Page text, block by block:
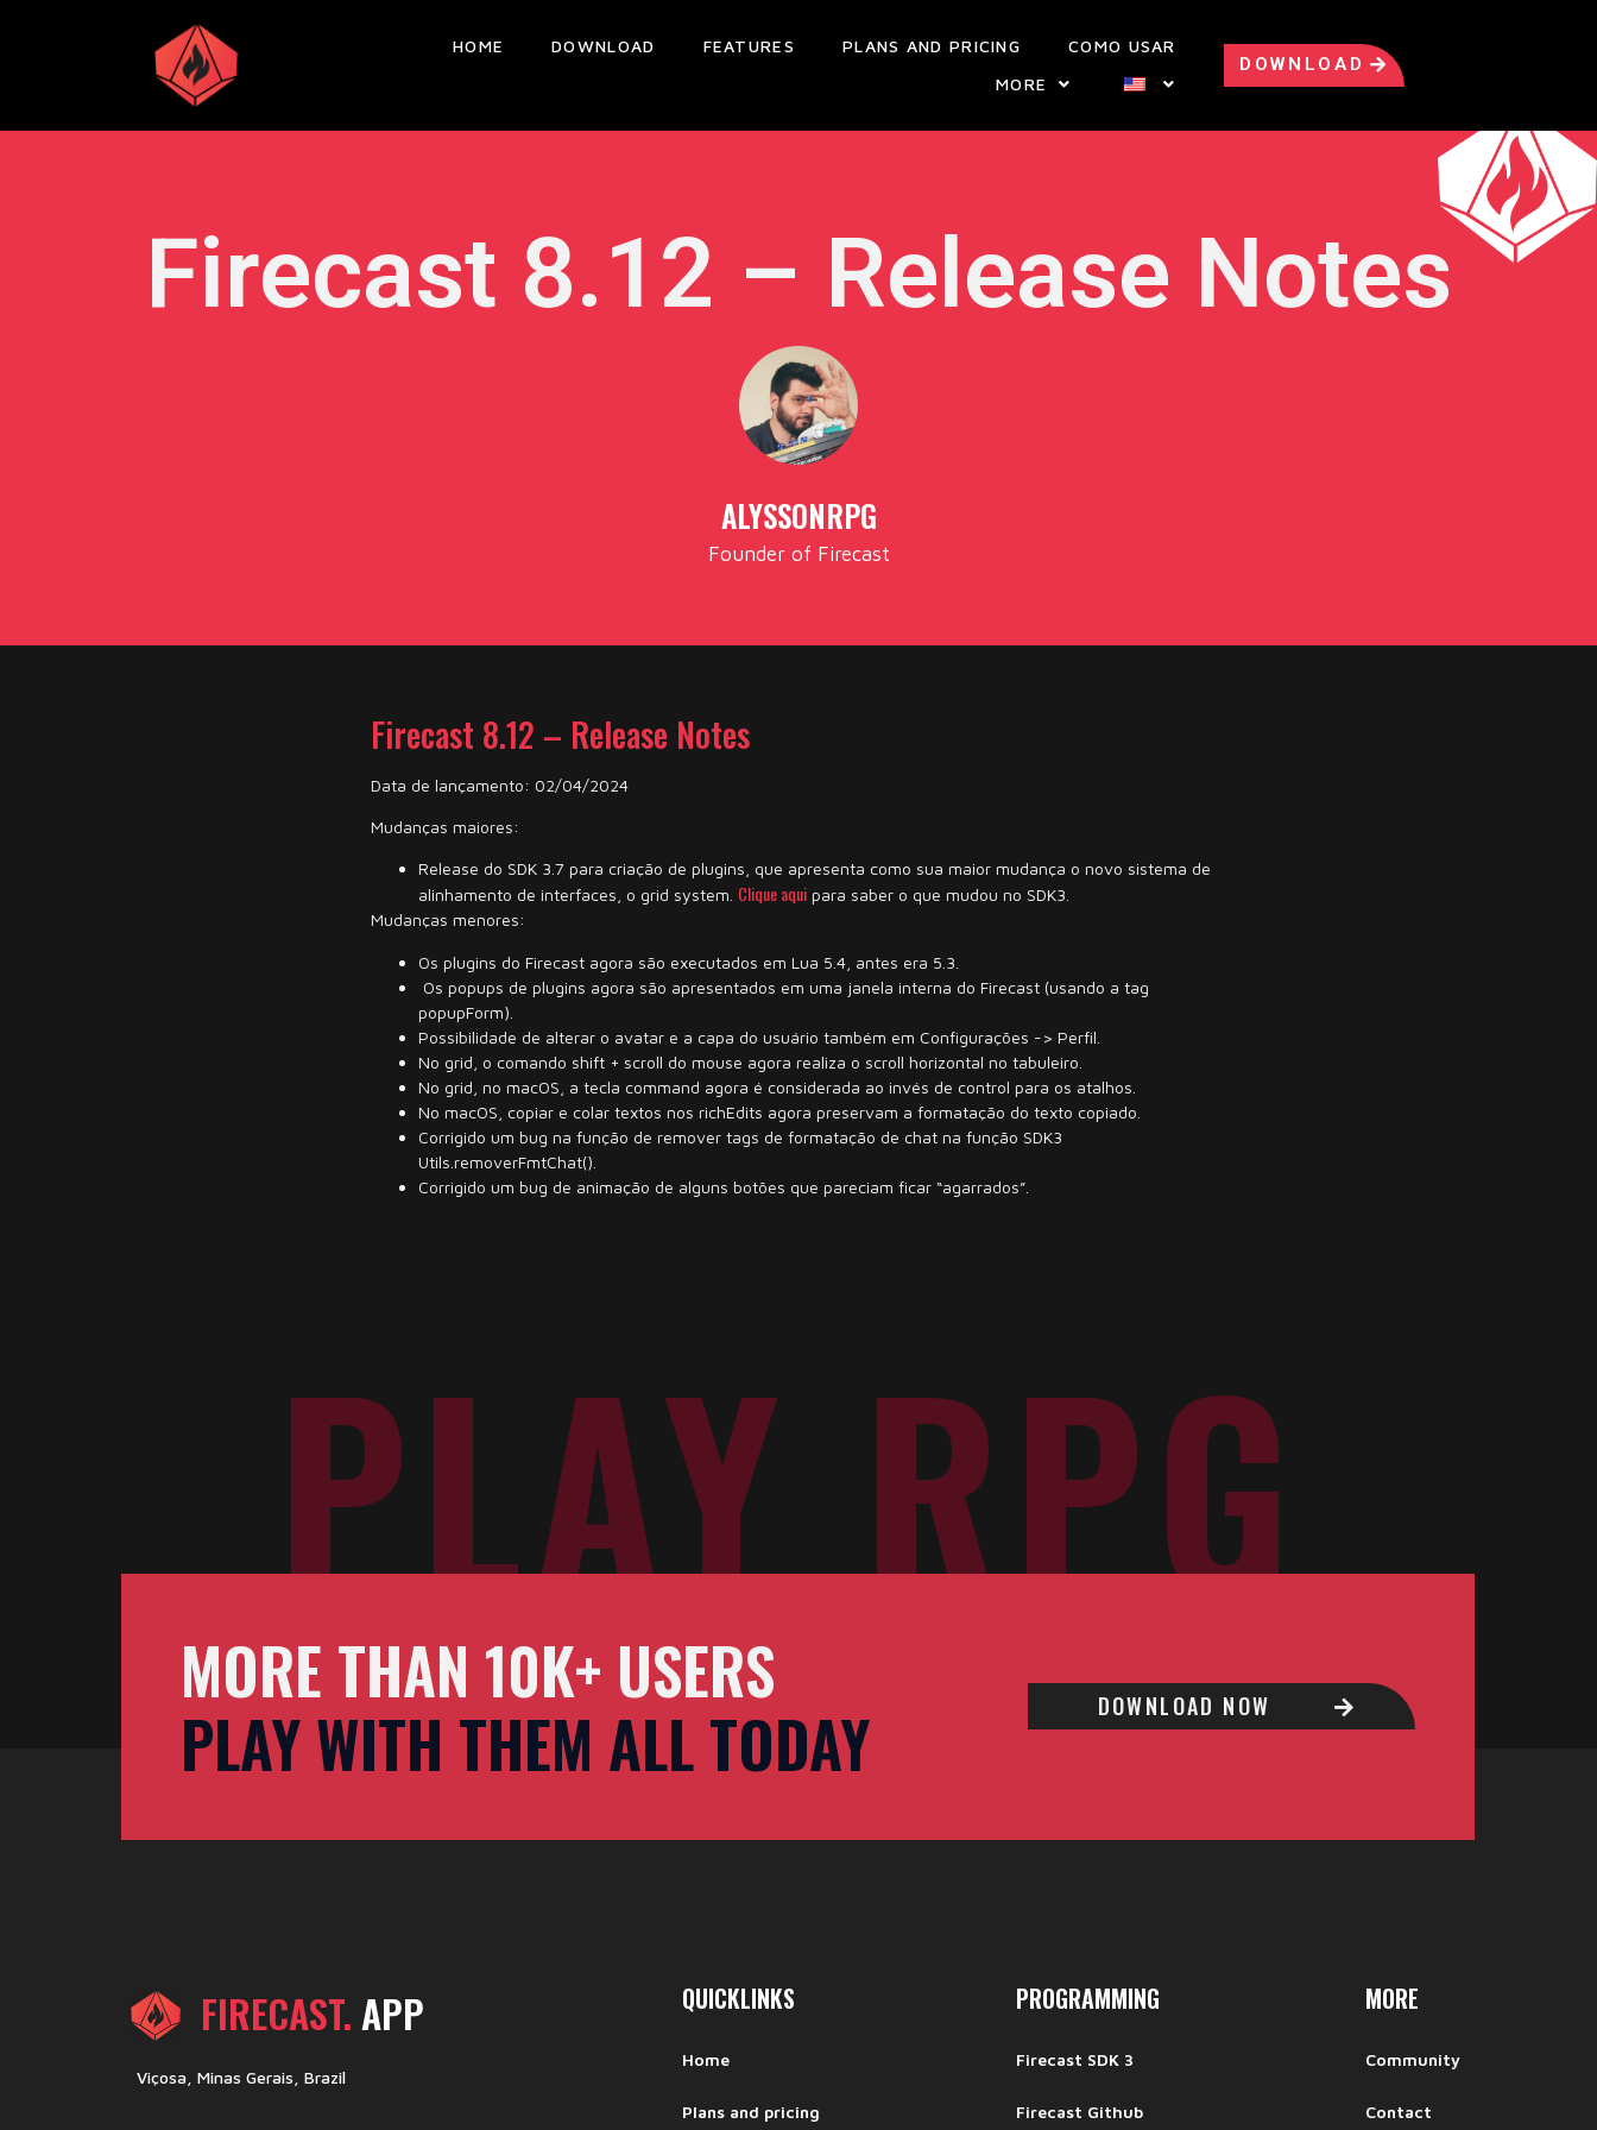
HOME DOWNLOAD FEATURES PLANS AND PRICING
COMO USAR
MORE
DOWNLOAD
Firecast 8.12 – Release Notes
ALYSSONRPG
Founder of Firecast
Firecast 8.12 – Release Notes
Data de lançamento: 02/04/2024
Mudanças maiores:
Release do SDK 3.7 para criação de plugins, que apresenta como sua maior mudança o novo sistema de
alinhamento de interfaces, o grid system. Clique aqui para saber o que mudou no SDK3.
Mudanças menores:
Os plugins do Firecast agora são executados em Lua 5.4, antes era 5.3.
Os popups de plugins agora são apresentados em uma janela interna do Firecast (usando a tag
popupForm).
Possibilidade de alterar o avatar e a capa do usuário também em Configurações -> Perfil.
No grid, o comando shift + scroll do mouse agora realiza o scroll horizontal no tabuleiro.
No grid, no macOS, a tecla command agora é considerada ao invés de control para os atalhos.
No macOS, copiar e colar textos nos richEdits agora preservam a formatação do texto copiado.
Corrigido um bug na função de remover tags de formatação de chat na função SDK3
Utils.removerFmtChat().
Corrigido um bug de animação de alguns botões que pareciam ficar “agarrados”.
PLAY RPG
MORE THAN 10K+ USERS
PLAY WITH THEM ALL TODAY
DOWNLOAD NOW
FIRECAST. APP
Viçosa, Minas Gerais, Brazil
QUICKLINKS
Home
Plans and pricing
PROGRAMMING
Firecast SDK 3
Firecast Github
MORE
Community
Contact